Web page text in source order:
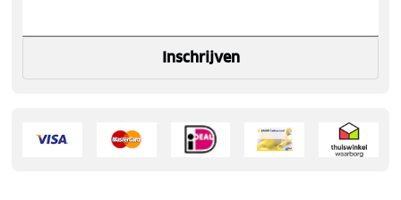
Inschrijven